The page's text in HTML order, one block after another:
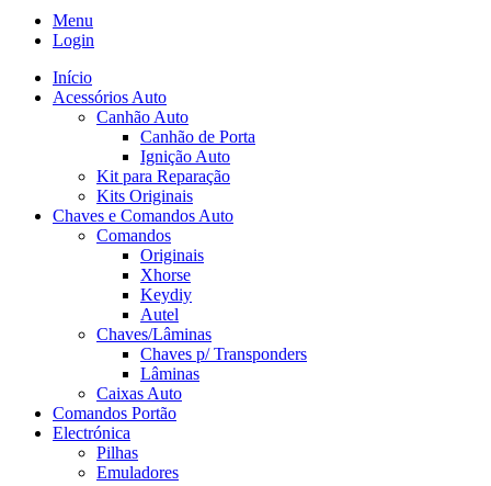
Menu
Login
Início
Acessórios Auto
Canhão Auto
Canhão de Porta
Ignição Auto
Kit para Reparação
Kits Originais
Chaves e Comandos Auto
Comandos
Originais
Xhorse
Keydiy
Autel
Chaves/Lâminas
Chaves p/ Transponders
Lâminas
Caixas Auto
Comandos Portão
Electrónica
Pilhas
Emuladores